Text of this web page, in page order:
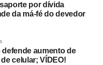
por dívida
da má-fé do devedor
aumento de
celular; VÍDEO!